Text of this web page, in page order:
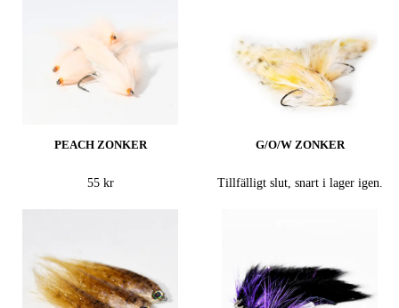
PEACH ZONKER
55 kr
G/O/W ZONKER
Tillfälligt slut, snart i lager igen.